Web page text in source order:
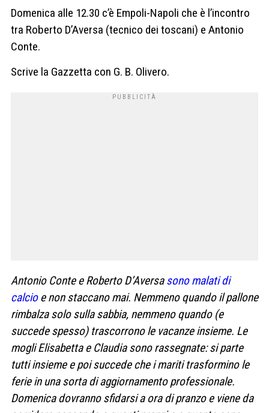
Domenica alle 12.30 c’è Empoli-Napoli che è l’incontro
tra Roberto D’Aversa (tecnico dei toscani) e Antonio
Conte.
Scrive la Gazzetta con G. B. Olivero.
Antonio Conte e Roberto D’Aversasono malati di
calcioe non staccano mai. Nemmeno quando il pallone
rimbalza solo sulla sabbia, nemmeno quando (e
succede spesso) trascorrono le vacanze insieme. Le
mogli Elisabetta e Claudia sono rassegnate: si parte
tutti insieme e poi succede che i mariti trasformino le
ferie in una sorta di aggiornamento professionale.
Domenica dovranno sfidarsi a ora di pranzo e viene da